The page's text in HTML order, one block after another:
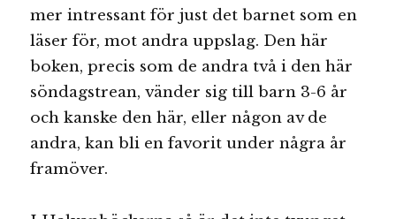
mer intressant för just det barnet som en
läser för, mot andra uppslag. Den här
boken, precis som de andra två i den här
söndagstrean, vänder sig till barn 3-6 år
och kanske den här, eller någon av de
andra, kan bli en favorit under några år
framöver.